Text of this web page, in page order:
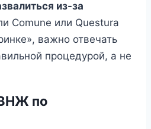
из-за
Comune или Questura
важно отвечать
процедурой, а не
по